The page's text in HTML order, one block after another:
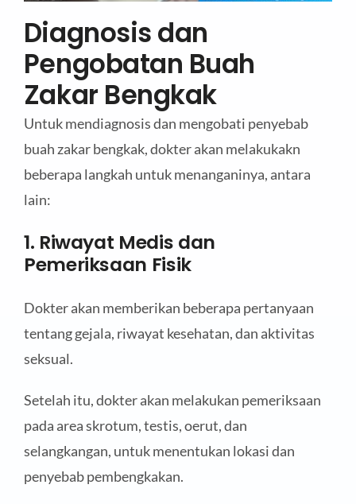
Diagnosis dan
Pengobatan Buah
Zakar Bengkak
Untuk mendiagnosis dan mengobati penyebab
buah zakar bengkak, dokter akan melakukakn
beberapa langkah untuk menanganinya, antara
lain:
1. Riwayat Medis dan
Pemeriksaan Fisik
Dokter akan memberikan beberapa pertanyaan
tentang gejala, riwayat kesehatan, dan aktivitas
seksual.
Setelah itu, dokter akan melakukan pemeriksaan
pada area skrotum, testis, oerut, dan
selangkangan, untuk menentukan lokasi dan
penyebab pembengkakan.